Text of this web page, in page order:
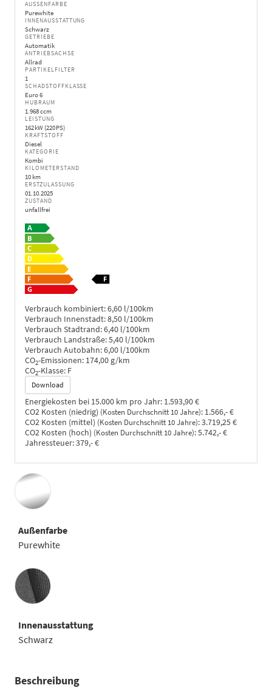
AUSSENFARBE
Purewhite
INNENAUSSTATTUNG
Schwarz
GETRIEBE
Automatik
ANTRIEBSACHSE
Allrad
PARTIKELFILTER
1
SCHADSTOFFKLASSE
Euro 6
HUBRAUM
1.968 ccm
LEISTUNG
162 kW (220 PS)
KRAFTSTOFF
Diesel
KATEGORIE
Kombi
KILOMETERSTAND
10 km
ERSTZULASSUNG
01.10.2025
ZUSTAND
unfallfrei
Verbrauch kombiniert:6,60 l/100km
Verbrauch Innenstadt:8,50 l/100km
Verbrauch Stadtrand:6,40 l/100km
Verbrauch Landstraße:5,40 l/100km
Verbrauch Autobahn:6,00 l/100km
CO2-Emissionen: 174,00 g/km
CO2-Klasse: F
Download
Energiekosten bei 15.000 km pro Jahr: 1.593,90 €
CO2 Kosten (niedrig) (Kosten Durchschnitt 10 Jahre): 1.566,- €
CO2 Kosten (mittel) (Kosten Durchschnitt 10 Jahre):3.719,25 €
CO2 Kosten (hoch) (Kosten Durchschnitt 10 Jahre):5.742,- €
Jahressteuer:379,- €
Außenfarbe
Purewhite
Innenausstattung
Innenausstattung
Schwarz
Beschreibung